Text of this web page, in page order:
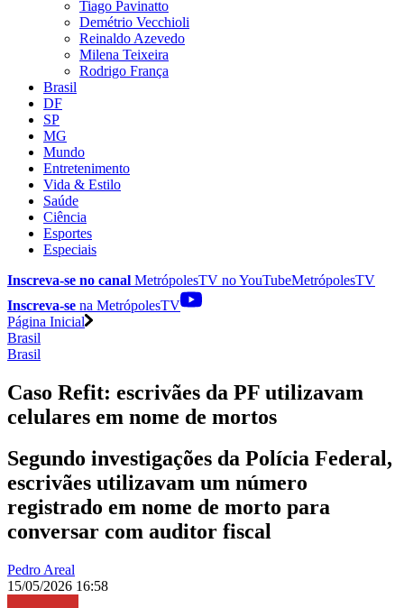
Tiago Pavinatto
Demétrio Vecchioli
Reinaldo Azevedo
Milena Teixeira
Rodrigo França
Brasil
DF
SP
MG
Mundo
Entretenimento
Vida & Estilo
Saúde
Ciência
Esportes
Especiais
Inscreva-se no canal MetrópolesTV noYouTubeMetrópolesTV
Inscreva-se na MetrópolesTV
Página Inicial
Brasil
Brasil
Caso Refit: escrivães da PF utilizavam
celulares em nome de mortos
Segundo investigações da Polícia Federal,
escrivães utilizavam um número
registrado em nome de morto para
conversar com auditor fiscal
Pedro Areal
15/05/2026 16:58